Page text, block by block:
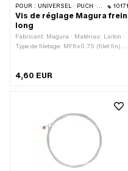
POUR : UNIVERSEL · PUCH · SACHS · ZÜNDAPP BELMONDO · CILO 10171
Vis de réglage Magura frein
long
Fabricant: Magura · Matériau: Laiton ·
Type de filetage: MF6x0.75 (filet fin) ·
totale: 47 mm · Longueur totale: 65
mm · Longueur du filetage: 24 mm
4,60 EUR